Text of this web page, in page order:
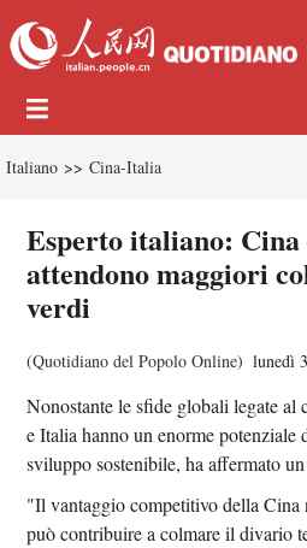
Italiano >> Cina-Italia
Esperto italiano:
attendono maggiori
verdi
(Quotidiano del Popolo Online) lunedì
Nonostante le sfide globali legate al
e Italia hanno un enorme potenziale
sviluppo sostenibile, ha affermato
"Il vantaggio competitivo della Cina
può contribuire a colmare il divario